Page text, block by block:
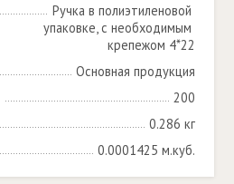
Ручка в полиэтиленовой
упаковке, с необходимым
крепежом 4*22
Основная продукция
200
0.286 кг
0.0001425 м.куб.